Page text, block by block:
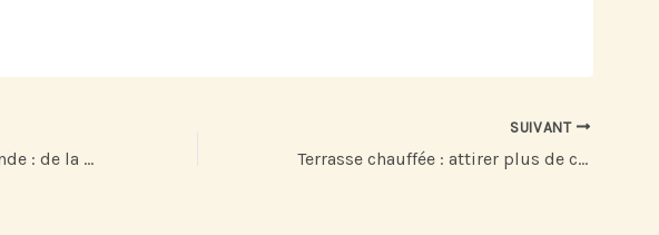
Le guide du café du monde : de la Colombie à l’Éthiopie
SUIVANT
Terrasse chauffée : attirer plus de clients même hors saison